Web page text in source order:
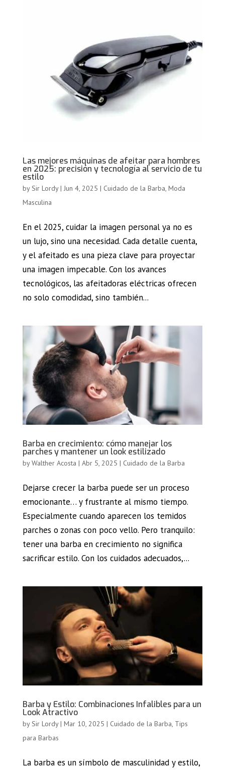
Las mejores máquinas de afeitar para hombres
en 2025: precisión y tecnología al servicio de tu
estilo
bySir Lordy| Jun 4, 2025 | Cuidado de la Barba, Moda
Masculina
En el 2025, cuidar la imagen personal ya no es
un lujo, sino una necesidad. Cada detalle cuenta,
y el afeitado es una pieza clave para proyectar
una imagen impecable. Con los avances
tecnológicos, las afeitadoras eléctricas ofrecen
no solo comodidad, sino también...
Barba en crecimiento: cómo manejar los
parches y mantener un look estilizado
byWalther Acosta | Abr 5, 2025 | Cuidado de la Barba
Dejarse crecer la barba puede ser un proceso
emocionante… y frustrante al mismo tiempo.
Especialmente cuando aparecen los temidos
parches o zonas con poco vello. Pero tranquilo:
tener una barba en crecimiento no significa
sacrificar estilo. Con los cuidados adecuados,...
Barba y Estilo: Combinaciones Infalibles para un
Look Atractivo
bySir Lordy| Mar 10, 2025 | Cuidado de la Barba, Tips
para Barbas
La barba es un símbolo de masculinidad y estilo,